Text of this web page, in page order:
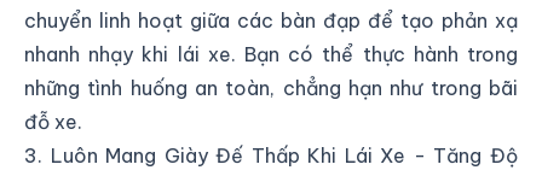
chuyển linh hoạt giữa các bàn đạp để tạo phản xạ
nhanh nhạy khi lái xe. Bạn có thể thực hành trong
những tình huống an toàn, chẳng hạn như trong bãi
đỗ xe.
3. Luôn Mang Giày Đế Thấp Khi Lái Xe - Tăng Độ